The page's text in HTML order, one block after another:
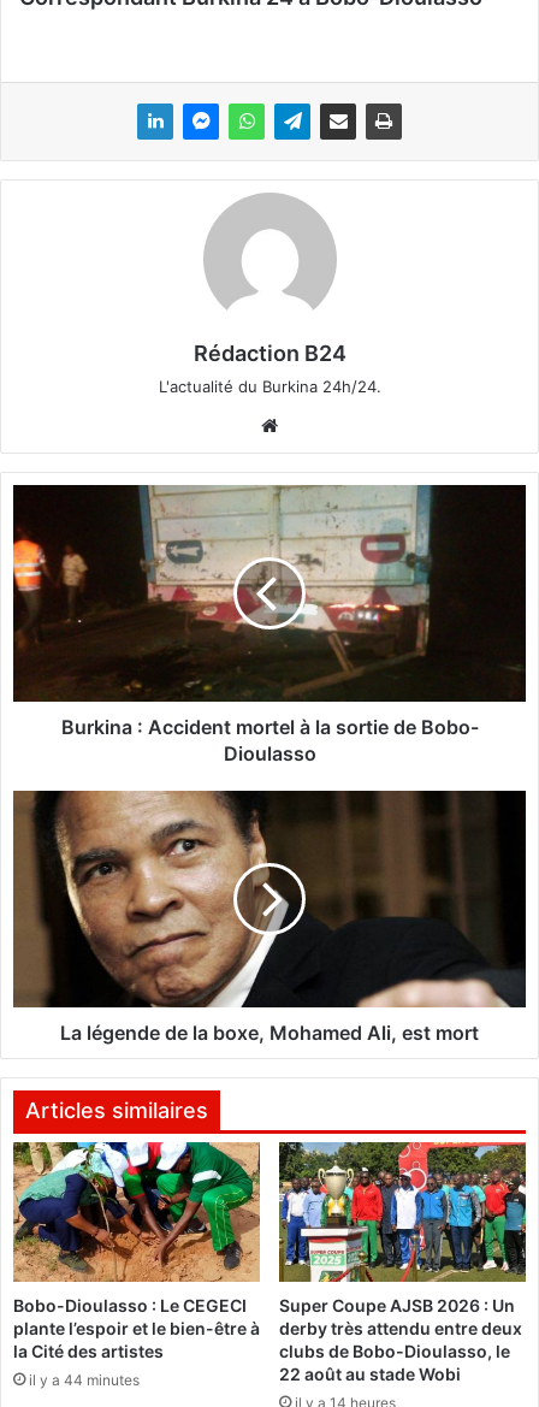
Rédaction B24
L'actualité du Burkina 24h/24.
bsi
te
u
r
k
i
n
a
A
e
à
l
s
o
r
t
i
e
d
e
B
o
b
Burkina : Accident mortel à la sortie de Bobo-
Dioulasso
e
e
l
b
o
x
e
,
M
o
h
a
m
e
La légende de la boxe, Mohamed Ali, est mort
Articles similaires
Bobo-Dioulasso : Le CEGECI
plante l’espoir et le bien-être à
la Cité des artistes
il y a 44 minutes
Super Coupe AJSB 2026 : Un
derby très attendu entre deux
clubs de Bobo-Dioulasso, le
22 août au stade Wobi
il y a 14 heures